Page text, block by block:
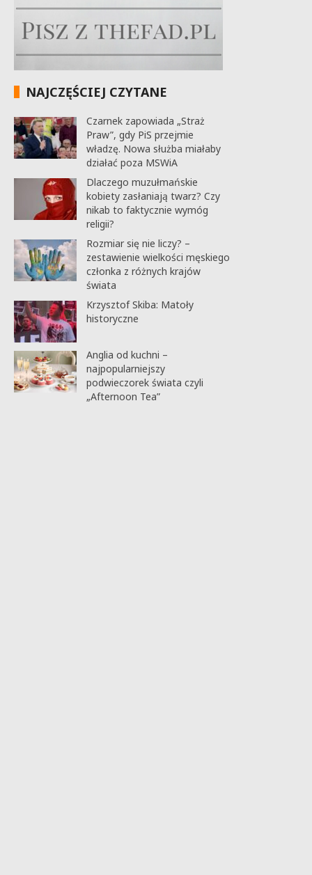
NAJCZĘŚCIEJ CZYTANE
Czarnek zapowiada „Straż
Praw”, gdy PiS przejmie
władzę. Nowa służba miałaby
działać poza MSWiA
Dlaczego muzułmańskie
kobiety zasłaniają twarz? Czy
nikab to faktycznie wymóg
religii?
Rozmiar się nie liczy? –
zestawienie wielkości męskiego
członka z różnych krajów
świata
Krzysztof Skiba: Matoły
historyczne
Anglia od kuchni –
najpopularniejszy
podwieczorek świata czyli
„Afternoon Tea”